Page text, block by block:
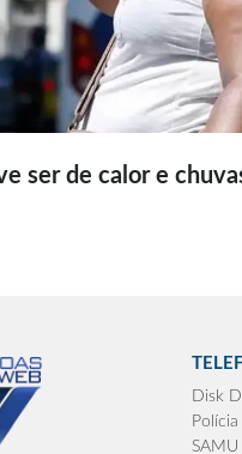
ser de calor e
Disk
SAMU